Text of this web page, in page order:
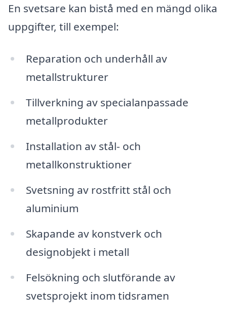
En svetsare kan bistå med en mängd olika
uppgifter, till exempel:
Reparation och underhåll av
metallstrukturer
Tillverkning av specialanpassade
metallprodukter
Installation av stål- och
metallkonstruktioner
Svetsning av rostfritt stål och
aluminium
Skapande av konstverk och
designobjekt i metall
Felsökning och slutförande av
svetsprojekt inom tidsramen